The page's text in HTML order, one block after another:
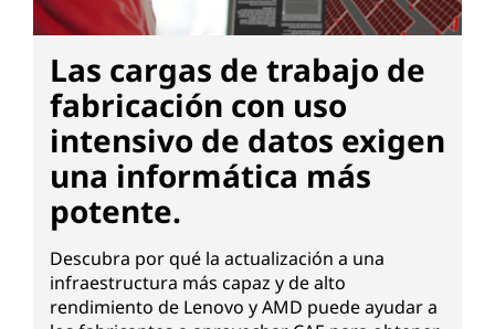
Las cargas de trabajo de
fabricación con uso
intensivo de datos exigen
una informática más
potente.
Descubra por qué la actualización a una
infraestructura más capaz y de alto
rendimiento de Lenovo y AMD puede ayudar a